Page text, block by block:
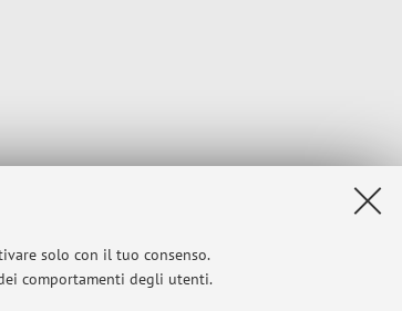
solo con il tuo consenso.
comportamenti degli utenti.